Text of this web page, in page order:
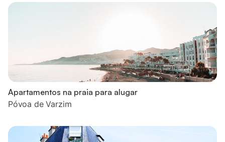
Apartamentos na praia para alugar
Póvoa de Varzim